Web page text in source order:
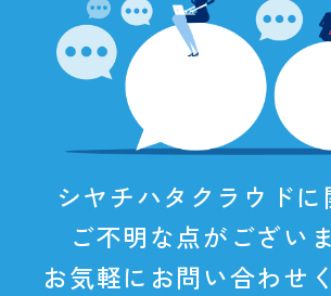
シヤチハタクラウドに
ご不明な点がござい
お気軽にお問い合わせ